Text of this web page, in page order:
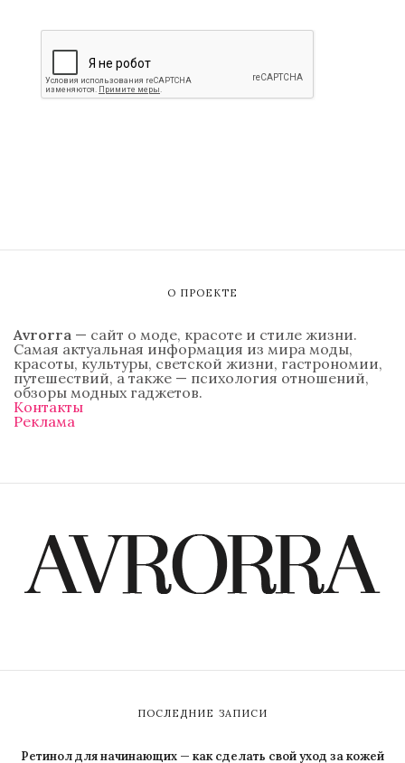
О ПРОЕКТЕ
Avrorra — сайт о моде, красоте и стиле жизни.
Самая актуальная информация из мира моды,
красоты, культуры, светской жизни, гастрономии,
путешествий, а также — психология отношений,
обзоры модных гаджетов.
Контакты
Реклама
ПОСЛЕДНИЕ ЗАПИСИ
Ретинол для начинающих — как сделать свой уход за кожей